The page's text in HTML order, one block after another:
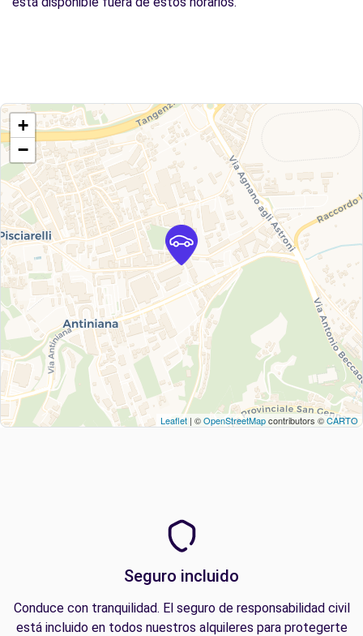
+
−
Leaflet | ©OpenStreetMapcontributors ©CARTO
Seguro incluido
Conduce con tranquilidad. El seguro de responsabilidad civil
está incluido en todos nuestros alquileres para protegerte